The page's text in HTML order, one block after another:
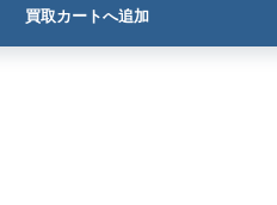
買取カートへ追加